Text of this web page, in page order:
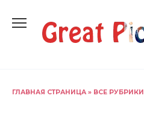
содержанию
ГЛАВНАЯ СТРАНИЦА » ВСЕ РУБРИКИ